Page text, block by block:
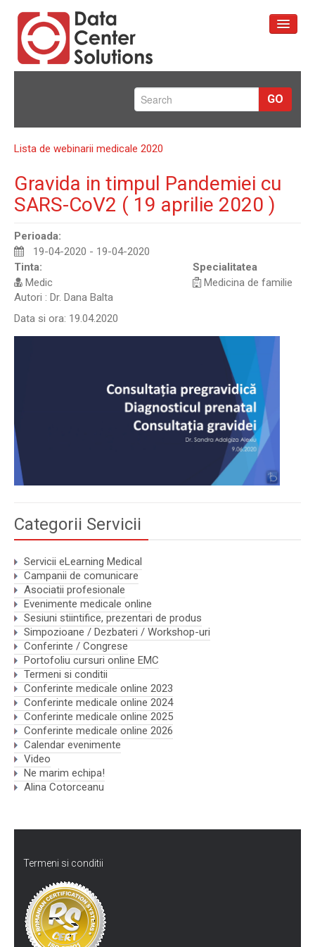
Contact
GO
Lista de webinarii medicale 2020
Gravida in timpul Pandemiei cu
SARS-CoV2 ( 19 aprilie 2020 )
Perioada:
19-04-2020 - 19-04-2020
Tinta:
Medic
Specialitatea
Medicina de familie
Autori : Dr. Dana Balta
Data si ora: 19.04.2020
Categorii Servicii
Servicii eLearning Medical
Campanii de comunicare
Asociatii profesionale
Evenimente medicale online
Sesiuni stiintifice, prezentari de produs
Simpozioane / Dezbateri / Workshop-uri
Conferinte / Congrese
Portofoliu cursuri online EMC
Termeni si conditii
Conferinte medicale online 2023
Conferinte medicale online 2024
Conferinte medicale online 2025
Conferinte medicale online 2026
Calendar evenimente
Video
Ne marim echipa!
Alina Cotorceanu
Termeni si conditii